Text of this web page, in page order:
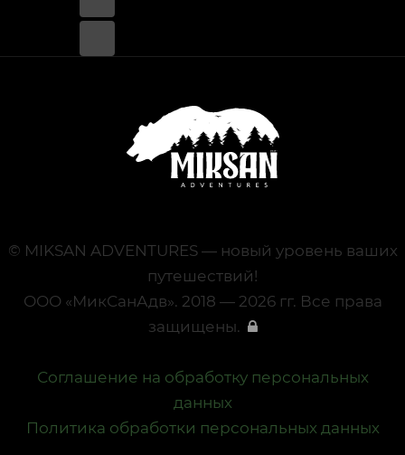
© MIKSAN ADVENTURES — новый уровень ваших
путешествий!
ООО «МикСанАдв». 2018 — 2026 гг. Все права
защищены.
Соглашение на обработку персональных
данных
Политика обработки персональных данных